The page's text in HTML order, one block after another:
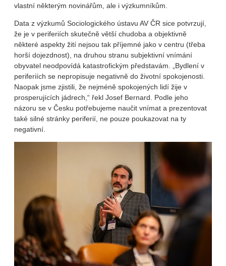
vlastní některým novinářům, ale i výzkumníkům.
Data z výzkumů Sociologického ústavu AV ČR sice potvrzují,
že je v periferiích skutečně větší chudoba a objektivně
některé aspekty žití nejsou tak příjemné jako v centru (třeba
horší dojezdnost), na druhou stranu subjektivní vnímání
obyvatel neodpovídá katastrofickým představám. „Bydlení v
periferiích se nepropisuje negativně do životní spokojenosti.
Naopak jsme zjistili, že nejméně spokojených lidí žije v
prosperujících jádrech,“ řekl Josef Bernard. Podle jeho
názoru se v Česku potřebujeme naučit vnímat a prezentovat
také silné stránky periferií, ne pouze poukazovat na ty
negativní.